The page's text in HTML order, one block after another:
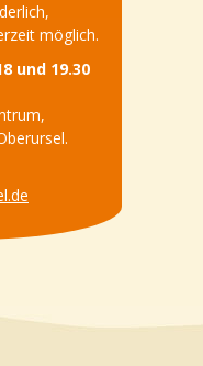
möglich.
und 19.30